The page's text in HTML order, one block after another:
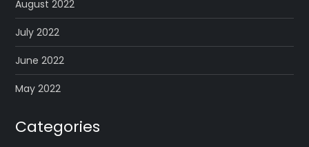
August 2022
July 2022
June 2022
May 2022
Categories